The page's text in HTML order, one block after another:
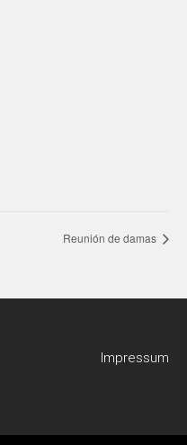
Reunión de damas
Impressum